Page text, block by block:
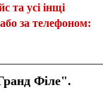
та усі інщі
за телефоном:
Філе".